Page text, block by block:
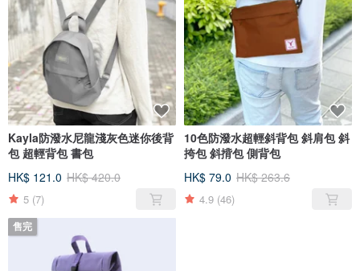
Kayla防潑水尼龍淺灰色迷你後背
包 超輕背包 書包
HK$ 121.0 HK$ 420.0
5 (7)
10色防潑水超輕斜背包 斜肩包 斜
挎包 斜揹包 側背包
HK$ 79.0 HK$ 263.6
4.9 (46)
售完